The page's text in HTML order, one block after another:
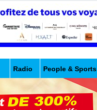
Radio People & Sports